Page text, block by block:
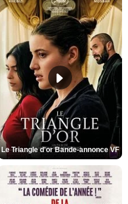
Le Triangle d'or Bande-annonce VF